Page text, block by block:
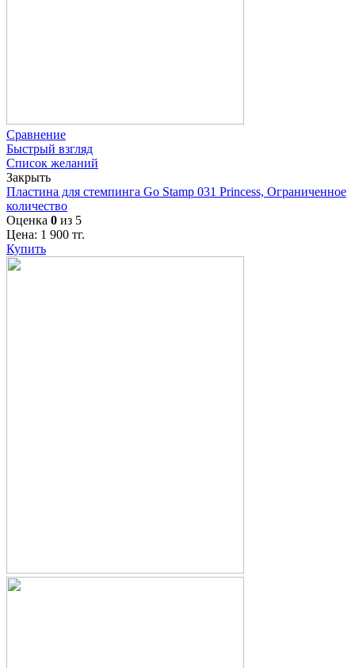
Сравнение
Быстрый взгляд
Список желаний
Закрыть
Пластина для стемпинга Go Stamp 031 Princess, Ограниченное
количество
Оценка 0 из 5
Цена: 1 900 тг.
Купить